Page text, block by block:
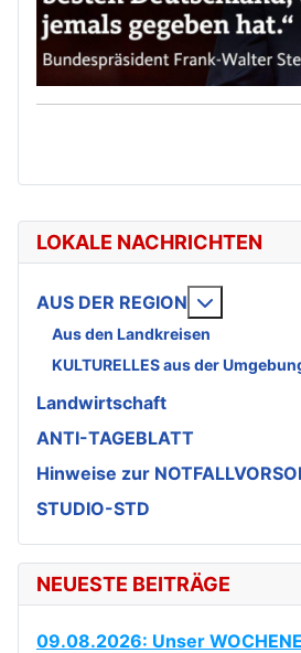
LOKALE NACHRICHTEN
AUS DER REGION
Aus den Landkreisen
KULTURELLES aus der
Landwirtschaft
ANTI-TAGEBLATT
Hinweise zur
STUDIO-STD
NEUESTE BEITRÄGE
09.08.2026: Unser